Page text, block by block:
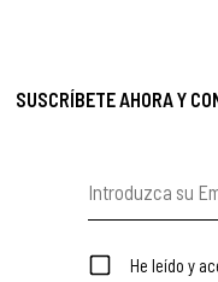
SUSCRÍBETE AHORA Y
He leído y